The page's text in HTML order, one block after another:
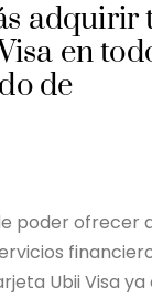
adquirir
en
de
poder ofrecer
Ubii Visa ya